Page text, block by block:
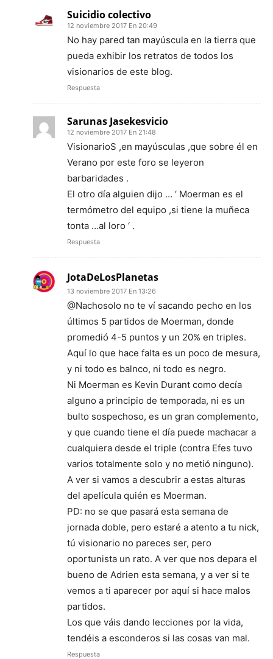
Suicidio colectivo
12 noviembre 2017 En 20:49
No hay pared tan mayúscula en la tierra que
pueda exhibir los retratos de todos los
visionarios de este blog.
Respuesta
Sarunas Jasekesvicio
12 noviembre 2017 En 21:48
VisionarioS ,en mayúsculas ,que sobre él en
Verano por este foro se leyeron
barbaridades .
El otro día alguien dijo … ‘ Moerman es el
termómetro del equipo ,si tiene la muñeca
tonta …al loro ‘ .
Respuesta
JotaDeLosPlanetas
13 noviembre 2017 En 13:26
@Nachosolo no te ví sacando pecho en los
últimos 5 partidos de Moerman, donde
promedió 4-5 puntos y un 20% en triples.
Aquí lo que hace falta es un poco de mesura,
y ni todo es balnco, ni todo es negro.
Ni Moerman es Kevin Durant como decía
alguno a principio de temporada, ni es un
bulto sospechoso, es un gran complemento,
y que cuando tiene el día puede machacar a
cualquiera desde el triple (contra Efes tuvo
varios totalmente solo y no metió ninguno).
A ver si vamos a descubrir a estas alturas
del apelícula quién es Moerman.
PD: no se que pasará esta semana de
jornada doble, pero estaré a atento a tu nick,
tú visionario no pareces ser, pero
oportunista un rato. A ver que nos depara el
bueno de Adrien esta semana, y a ver si te
vemos a ti aparecer por aquí si hace malos
partidos.
Los que váis dando lecciones por la vida,
tendéis a esconderos si las cosas van mal.
Respuesta